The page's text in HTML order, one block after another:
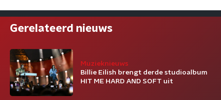
Gerelateerd nieuws
Muzieknieuws
Billie Eilish brengt derde studioalbum
HIT ME HARD AND SOFT uit